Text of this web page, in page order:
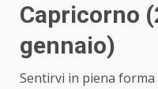
Capricorno
gennaio)
Sentirvi in piena